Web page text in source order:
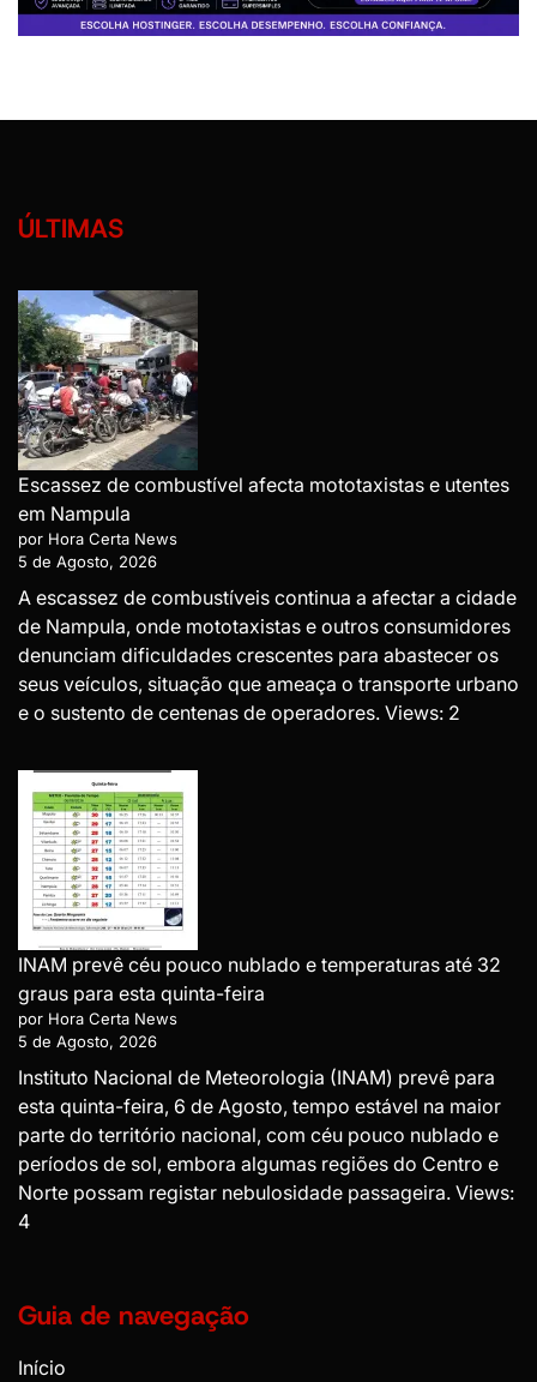
ÚLTIMAS
Escassez de combustível afecta mototaxistas e utentes
em Nampula
por Hora Certa News
5 de Agosto, 2026
A escassez de combustíveis continua a afectar a cidade
de Nampula, onde mototaxistas e outros consumidores
denunciam dificuldades crescentes para abastecer os
seus veículos, situação que ameaça o transporte urbano
e o sustento de centenas de operadores. Views: 2
INAM prevê céu pouco nublado e temperaturas até 32
graus para esta quinta-feira
por Hora Certa News
5 de Agosto, 2026
Instituto Nacional de Meteorologia (INAM) prevê para
esta quinta-feira, 6 de Agosto, tempo estável na maior
parte do território nacional, com céu pouco nublado e
períodos de sol, embora algumas regiões do Centro e
Norte possam registar nebulosidade passageira. Views:
4
Guia de navegação
Início